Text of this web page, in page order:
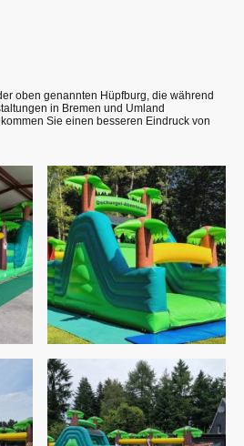
oben genannten Hüpfburg, die während
in Bremen und Umland
Sie einen besseren Eindruck von